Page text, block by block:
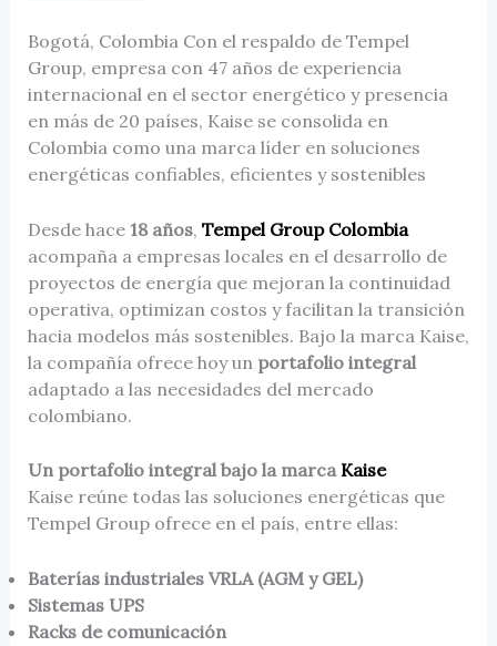
Bogotá, Colombia Con el respaldo de Tempel
Group, empresa con 47 años de experiencia
internacional en el sector energético y presencia
en más de 20 países, Kaise se consolida en
Colombia como una marca líder en soluciones
energéticas confiables, eficientes y sostenibles
Desde hace 18 años, Tempel Group Colombia
acompaña a empresas locales en el desarrollo de
proyectos de energía que mejoran la continuidad
operativa, optimizan costos y facilitan la transición
hacia modelos más sostenibles. Bajo la marca Kaise,
la compañía ofrece hoy un portafolio integral
adaptado a las necesidades del mercado
colombiano.
Un portafolio integral bajo la marcaKaise
Kaise reúne todas las soluciones energéticas que
Tempel Group ofrece en el país, entre ellas:
Baterías industriales VRLA (AGM y GEL)
Sistemas UPS
Racks de comunicación